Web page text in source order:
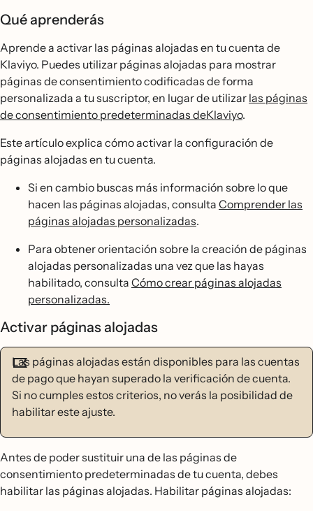
Qué aprenderás
Aprende a activar las páginas alojadas en tu cuenta de
Klaviyo. Puedes utilizar páginas alojadas para mostrar
páginas de consentimiento codificadas de forma
personalizada a tu suscriptor, en lugar de utilizar las páginas
de consentimiento predeterminadas deKlaviyo.
Este artículo explica cómo activar la configuración de
páginas alojadas en tu cuenta.
Si en cambio buscas más información sobre lo que
hacen las páginas alojadas, consulta Comprender las
páginas alojadas personalizadas.
Para obtener orientación sobre la creación de páginas
alojadas personalizadas una vez que las hayas
habilitado, consulta Cómo crear páginas alojadas
personalizadas.
Activar páginas alojadas
Las páginas alojadas están disponibles para las cuentas
de pago que hayan superado la verificación de cuenta.
Si no cumples estos criterios, no verás la posibilidad de
habilitar este ajuste.
Antes de poder sustituir una de las páginas de
consentimiento predeterminadas de tu cuenta, debes
habilitar las páginas alojadas. Habilitar páginas alojadas: